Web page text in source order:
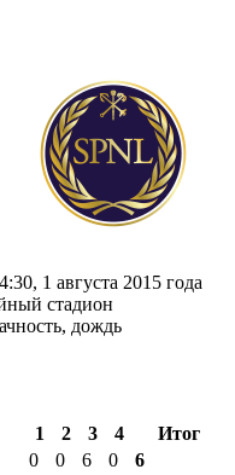
1 августа 2015 года
стадион
дождь
1 2 3 4
Итог
0 0 6 0
6